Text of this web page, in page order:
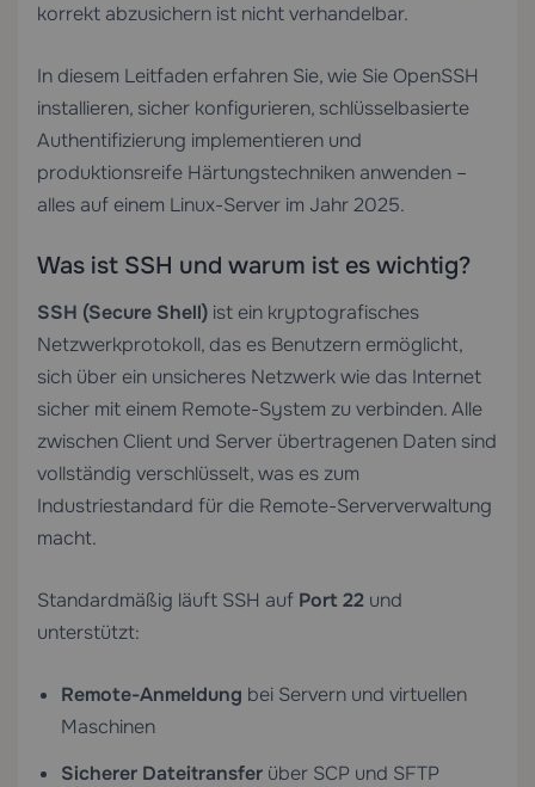
korrekt abzusichern ist nicht verhandelbar.
In diesem Leitfaden erfahren Sie, wie Sie OpenSSH
installieren, sicher konfigurieren, schlüsselbasierte
Authentifizierung implementieren und
produktionsreife Härtungstechniken anwenden –
alles auf einem Linux-Server im Jahr 2025.
Was ist SSH und warum ist es wichtig?
SSH (Secure Shell) ist ein kryptografisches
Netzwerkprotokoll, das es Benutzern ermöglicht,
sich über ein unsicheres Netzwerk wie das Internet
sicher mit einem Remote-System zu verbinden. Alle
zwischen Client und Server übertragenen Daten sind
vollständig verschlüsselt, was es zum
Industriestandard für die Remote-Serververwaltung
macht.
Standardmäßig läuft SSH auf Port 22 und
unterstützt:
Remote-Anmeldung bei Servern und virtuellen
Maschinen
Sicherer Dateitransfer über SCP und SFTP